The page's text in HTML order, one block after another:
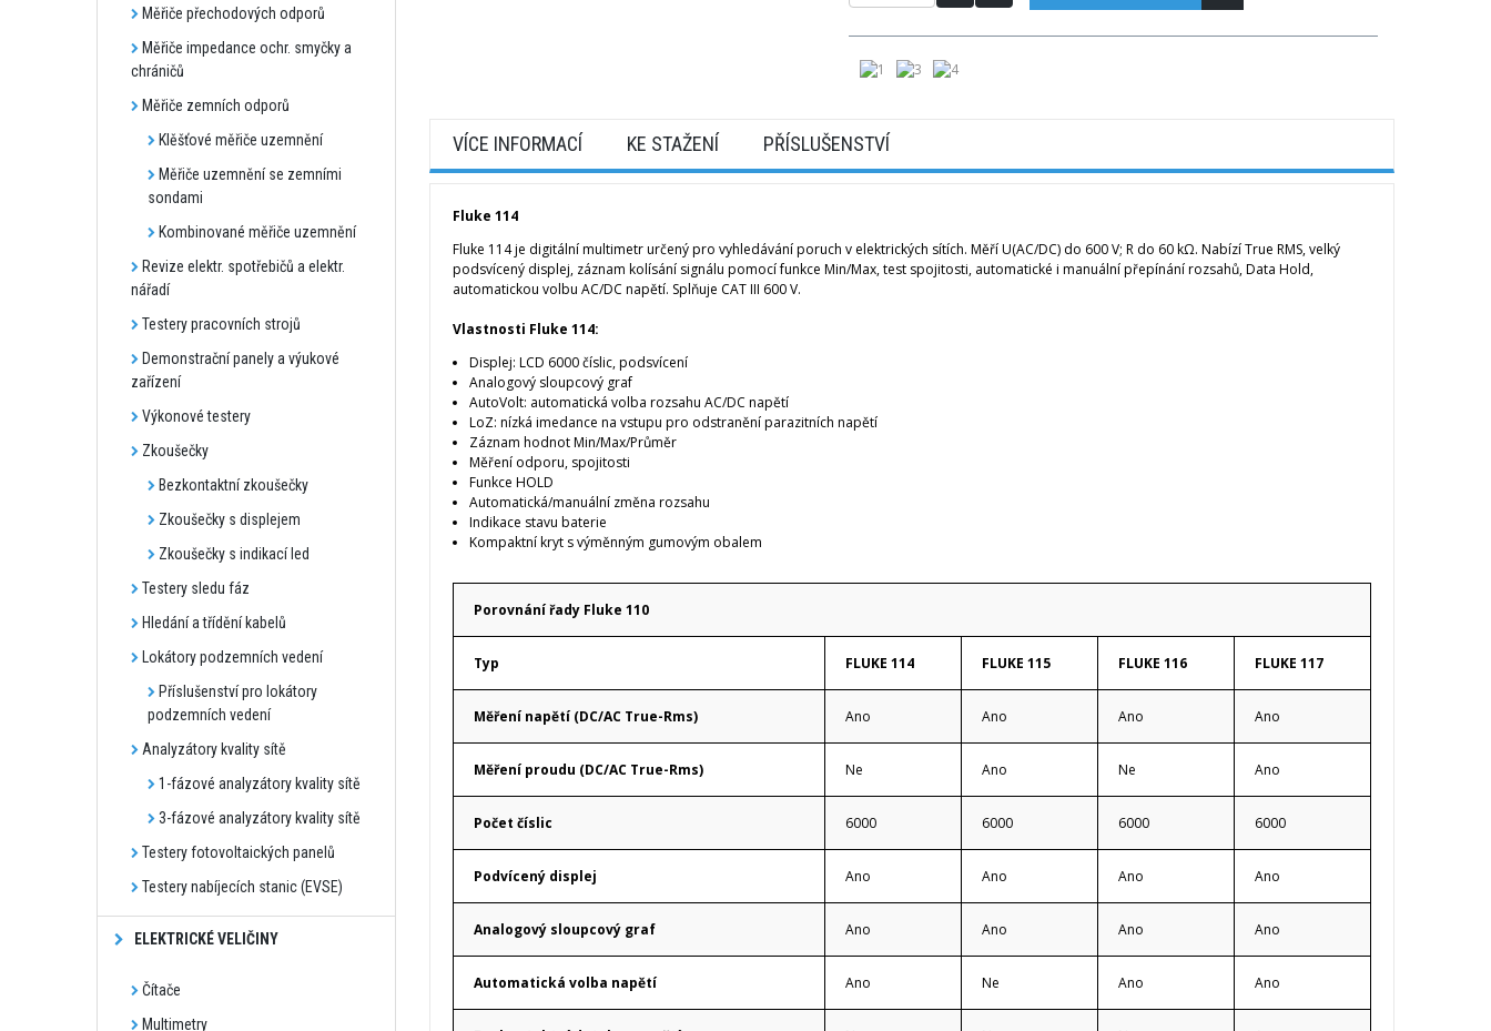
Měřiče přechodových odporů
Měřiče impedance ochr. smyčky a
chráničů
Měřiče zemních odporů
Klěšťové měřiče uzemnění
Měřiče uzemnění se zemními
sondami
Kombinované měřiče uzemnění
Revize elektr. spotřebičů a elektr.
nářadí
Testery pracovních strojů
Demonstrační panely a výukové
zařízení
Výkonové testery
Zkoušečky
Bezkontaktní zkoušečky
Zkoušečky s displejem
Zkoušečky s indikací led
Testery sledu fáz
Hledání a třídění kabelů
Lokátory podzemních vedení
Příslušenství pro lokátory
podzemních vedení
Analyzátory kvality sítě
1-fázové analyzátory kvality sítě
3-fázové analyzátory kvality sítě
Testery fotovoltaických panelů
Testery nabíjecích stanic (EVSE)
ELEKTRICKÉ VELIČINY
Čítače
Multimetry
VÍCE INFORMACÍ KE STAŽENÍ PŘÍSLUŠENSTVÍ
Fluke 114
Fluke 114 je digitální multimetr určený pro vyhledávání poruch v elektrických sítích. Měří U(AC/DC) do 600 V; R do 60 kΩ. Nabízí True RMS, velký
podsvícený displej, záznam kolísání signálu pomocí funkce Min/Max, test spojitosti, automatické i manuální přepínání rozsahů, Data Hold,
automatickou volbu AC/DC napětí. Splňuje CAT III 600 V.
Vlastnosti Fluke 114:
Displej: LCD 6000 číslic, podsvícení
Analogový sloupcový graf
AutoVolt: automatická volba rozsahu AC/DC napětí
LoZ: nízká imedance na vstupu pro odstranění parazitních napětí
Záznam hodnot Min/Max/Průměr
Měření odporu, spojitosti
Funkce HOLD
Automatická/manuální změna rozsahu
Indikace stavu baterie
Kompaktní kryt s výměnným gumovým obalem
Porovnání řady Fluke 110
Typ FLUKE 114 FLUKE 115 FLUKE 116 FLUKE 117
Měření napětí (DC/AC True-Rms) Ano Ano Ano Ano
Měření proudu (DC/AC True-Rms) Ne Ano Ne Ano
Počet číslic 6000 6000 6000 6000
Podvícený displej Ano Ano Ano Ano
Analogový sloupcový graf Ano Ano Ano Ano
Automatická volba napětí Ano Ne Ano Ano